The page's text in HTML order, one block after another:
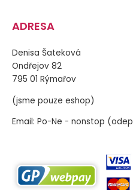
ADRESA
Denisa Šateková
Ondřejov 82
795 01 Rýmařov
(jsme pouze eshop)
Email: Po-Ne - nonstop